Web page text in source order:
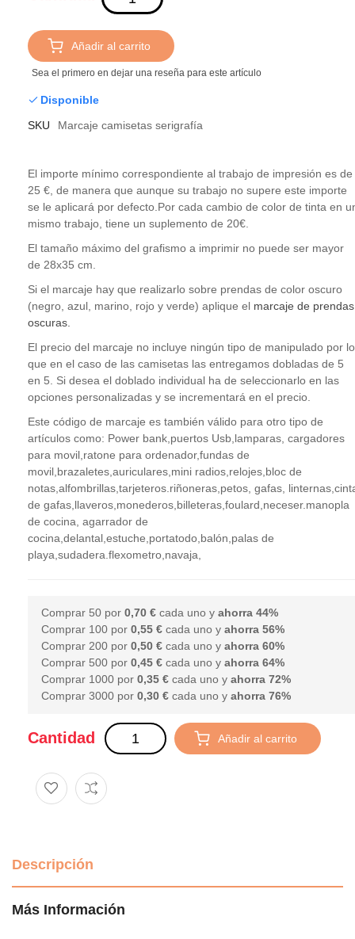
Añadir al carrito
Sea el primero en dejar una reseña para este artículo
Disponible
SKU
Marcaje camisetas serigrafía
El importe mínimo correspondiente al trabajo de impresión es de
25 €, de manera que aunque su trabajo no supere este importe
se le aplicará por defecto.Por cada cambio de color de tinta en
mismo trabajo, tiene un suplemento de 20€.
El tamaño máximo del grafismo a imprimir no puede ser mayor
de 28x35 cm.
Si el marcaje hay que realizarlo sobre prendas de color oscuro
(negro, azul, marino, rojo y verde) aplique el marcaje de prendas
oscuras.
El precio del marcaje no incluye ningún tipo de manipulado por lo
que en el caso de las camisetas las entregamos dobladas de 5
en 5. Si desea el doblado individual ha de seleccionarlo en las
opciones personalizadas y se incrementará en el precio.
Este código de marcaje es también válido para otro tipo de
artículos como: Power bank,puertos Usb,lamparas, cargadores
para movil,ratone para ordenador,fundas de
movil,brazaletes,auriculares,mini radios,relojes,bloc de
notas,alfombrillas,tarjeteros.riñoneras,petos, gafas,
de gafas,llaveros,monederos,billeteras,foulard,neceser.manopla
de cocina, agarrador de
cocina,delantal,estuche,portatodo,balón,palas de
playa,sudadera.flexometro,navaja,
Comprar 50 por0,70 € cada uno yahorra44%
Comprar 100 por0,55 € cada uno yahorra56%
Comprar 200 por0,50 € cada uno yahorra60%
Comprar 500 por0,45 € cada uno yahorra64%
Comprar 1000 por0,35 € cada uno yahorra72%
Comprar 3000 por0,30 € cada uno yahorra76%
Cantidad Añadir al carrito
Descripción
Más Información